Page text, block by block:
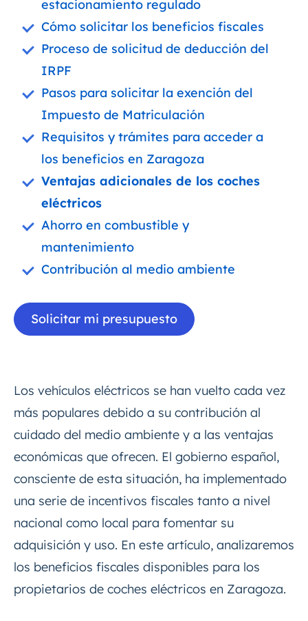
estacionamiento regulado
Cómo solicitar los beneficios fiscales
Proceso de solicitud de deducción del
IRPF
Pasos para solicitar la exención del
Impuesto de Matriculación
Requisitos y trámites para acceder a
los beneficios en Zaragoza
Ventajas adicionales de los coches
eléctricos
Ahorro en combustible y
mantenimiento
Contribución al medio ambiente
Solicitar mi presupuesto
Los vehículos eléctricos se han vuelto cada vez
más populares debido a su contribución al
cuidado del medio ambiente y a las ventajas
económicas que ofrecen. El gobierno español,
consciente de esta situación, ha implementado
una serie de incentivos fiscales tanto a nivel
nacional como local para fomentar su
adquisición y uso. En este artículo, analizaremos
los beneficios fiscales disponibles para los
propietarios de coches eléctricos en Zaragoza.